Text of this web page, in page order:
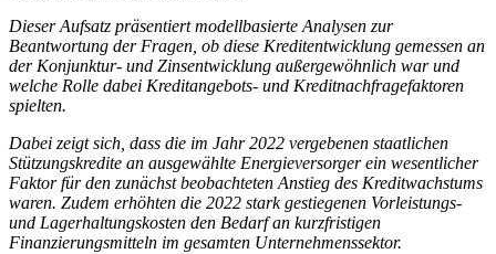
Dieser Aufsatz präsentiert modellbasierte Analysen zur
Beantwortung der Fragen, ob diese Kreditentwicklung gemessen an
der Konjunktur- und Zinsentwicklung außergewöhnlich war und
welche Rolle dabei Kreditangebots- und Kreditnachfragefaktoren
spielten.
Dabei zeigt sich, dass die im Jahr 2022 vergebenen staatlichen
Stützungskredite an ausgewählte Energieversorger ein wesentlicher
Faktor für den zunächst beobachteten Anstieg des Kreditwachstums
waren. Zudem erhöhten die 2022 stark gestiegenen Vorleistungs-
und Lagerhaltungskosten den Bedarf an kurzfristigen
Finanzierungsmitteln im gesamten Unternehmenssektor.